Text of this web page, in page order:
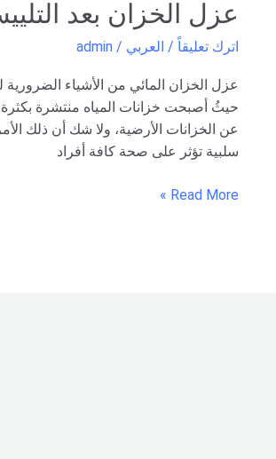
عزل الخزان بعد
اترك تعليقاً / العربي /
admin
عزل الخزان المائي من الأشياء الضرورية
حيثُ أصبحت خزانات المياه منتشرة
عن الخزانات الأرضية، ولا شك أن ذلك
سلبية تؤثر على صحة كافة أفراد
Read More »